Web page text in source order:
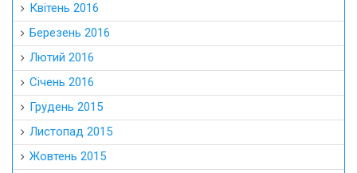
Квітень 2016
Березень 2016
Лютий 2016
Січень 2016
Грудень 2015
Листопад 2015
Жовтень 2015